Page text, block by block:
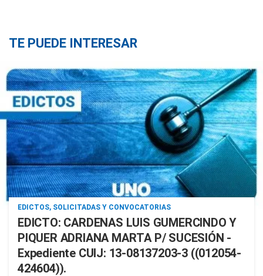
TE PUEDE INTERESAR
EDICTOS, SOLICITADAS Y CONVOCATORIAS
EDICTO: CARDENAS LUIS GUMERCINDO Y
PIQUER ADRIANA MARTA P/ SUCESIÓN -
Expediente CUIJ: 13-08137203-3 ((012054-
424604)).